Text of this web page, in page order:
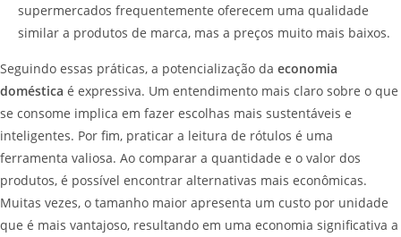
supermercados frequentemente oferecem uma qualidade
similar a produtos de marca, mas a preços muito mais baixos.
Seguindo essas práticas, a potencialização da economia
doméstica é expressiva. Um entendimento mais claro sobre o que
se consome implica em fazer escolhas mais sustentáveis e
inteligentes. Por fim, praticar a leitura de rótulos é uma
ferramenta valiosa. Ao comparar a quantidade e o valor dos
produtos, é possível encontrar alternativas mais econômicas.
Muitas vezes, o tamanho maior apresenta um custo por unidade
que é mais vantajoso, resultando em uma economia significativa a